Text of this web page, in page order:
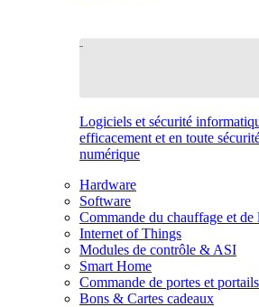
Logiciels et sécurité
efficacement et en toute
numérique
Hardware
Software
Commande du chauffage et de
Internet of Things
Modules de contrôle & ASI
Smart Home
Commande de portes et portails
Bons & Cartes cadeaux